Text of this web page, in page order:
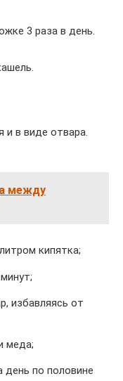
3 раза в день.
в виде отвара.
между
кипятка;
избавляясь от
меда;
по половине